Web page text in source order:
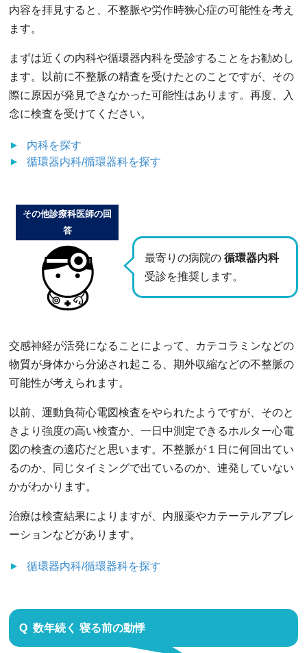
内容を拝見すると、不整脈や労作時狭心症の可能性を考え
ます。
まずは近くの内科や循環器内科を受診することをお勧めし
ます。以前に不整脈の精査を受けたとのことですが、その
際に原因が発見できなかった可能性はあります。再度、入
念に検査を受けてください。
内科を探す
循環器内科/循環器科を探す
最寄りの病院の 循環器内科
受診を推奨します。
その他診療科医師の回
答
交感神経が活発になることによって、カテコラミンなどの
物質が身体から分泌され起こる、期外収縮などの不整脈の
可能性が考えられます。
以前、運動負荷心電図検査をやられたようですが、そのと
きより強度の高い検査か、一日中測定できるホルター心電
図の検査の適応だと思います。不整脈が１日に何回出てい
るのか、同じタイミングで出ているのか、連発していない
かがわかります。
治療は検査結果によりますが、内服薬やカテーテルアブレ
ーションなどがあります。
循環器内科/循環器科を探す
数年続く 寝る前の動悸